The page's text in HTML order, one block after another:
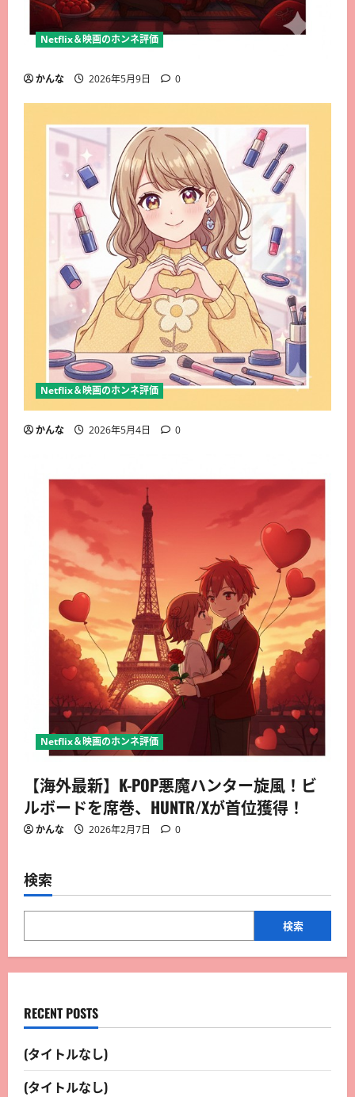
Netflix＆映画のホンネ評価
かんな 2026年5月9日 0
Netflix＆映画のホンネ評価
かんな 2026年5月4日 0
Netflix＆映画のホンネ評価
【海外最新】K-POP悪魔ハンター旋風！ビ
ルボードを席巻、HUNTR/Xが首位獲得！
かんな 2026年2月7日 0
検索
検索
RECENT POSTS
(タイトルなし)
(タイトルなし)